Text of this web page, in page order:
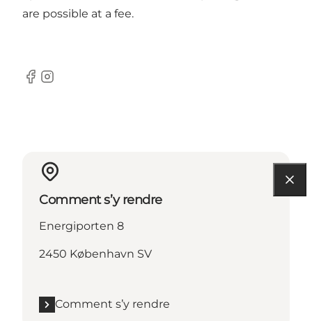
are possible at a fee.
Facebook
Instagram
Comment s’y rendre
Energiporten 8
2450 København SV
Comment s’y rendre